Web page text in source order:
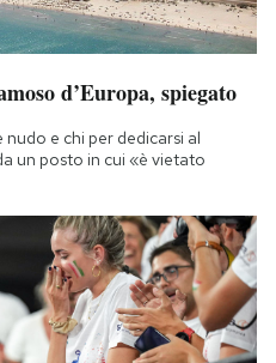
d’Europa, spiegato
e chi per dedicarsi al
un posto in cui «è vietato